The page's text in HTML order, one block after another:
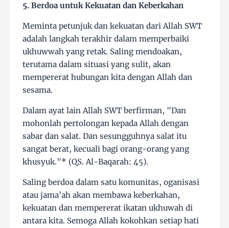
5. Berdoa untuk Kekuatan dan Keberkahan
Meminta petunjuk dan kekuatan dari Allah SWT
adalah langkah terakhir dalam memperbaiki
ukhuwwah yang retak. Saling mendoakan,
terutama dalam situasi yang sulit, akan
mempererat hubungan kita dengan Allah dan
sesama.
Dalam ayat lain Allah SWT berfirman, "Dan
mohonlah pertolongan kepada Allah dengan
sabar dan salat. Dan sesungguhnya salat itu
sangat berat, kecuali bagi orang-orang yang
khusyuk."* (QS. Al-Baqarah: 45).
Saling berdoa dalam satu komunitas, oganisasi
atau jama'ah akan membawa keberkahan,
kekuatan dan mempererat ikatan ukhuwah di
antara kita. Semoga Allah kokohkan setiap hati